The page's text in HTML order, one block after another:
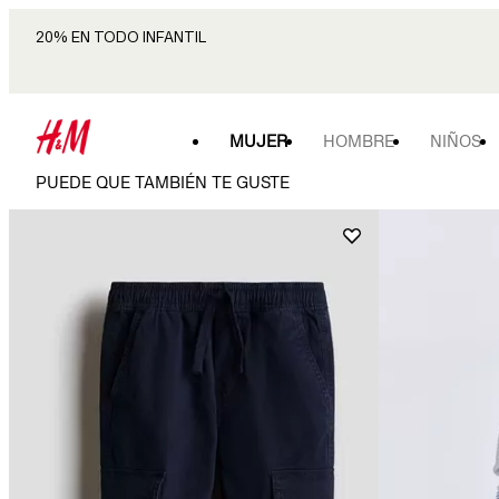
20% EN TODO INFANTIL
MUJER HOMBRE NIÑOS
PUEDE QUE TAMBIÉN TE GUSTE